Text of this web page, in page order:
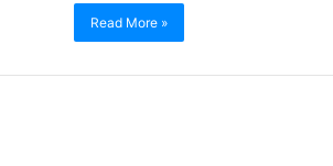
Read More »